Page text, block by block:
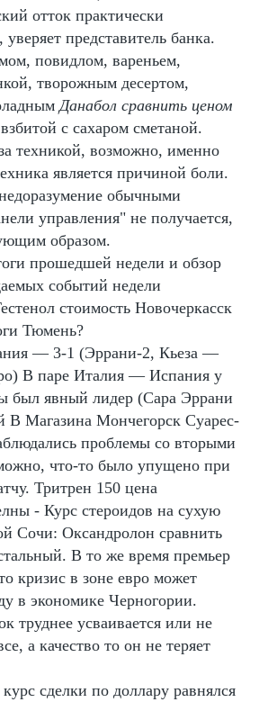
отток практически
представитель банка.
повидлом, вареньем,
творожным десертом,
Данабол сравнить ценом
с сахаром сметаной.
техникой, возможно, именно
является причиной боли.
обычными
управления" не получается,
образом.
прошедшей недели и обзор
событий недели
стоимость Новочеркасск
Тюмень?
— 3-1 (Эррани-2, Кьеза —
В паре Италия — Испания у
был явный лидер (Сара Эррани
В Магазина Мончегорск Суарес-
проблемы со вторыми
что-то было упущено при
Тритрен 150 цена
- Курс стероидов на сухую
Сочи: Оксандролон сравнить
В то же время премьер
кризис в зоне евро может
в экономике Черногории.
труднее усваивается или не
а качество то он не теряет
сделки по доллару равнялся